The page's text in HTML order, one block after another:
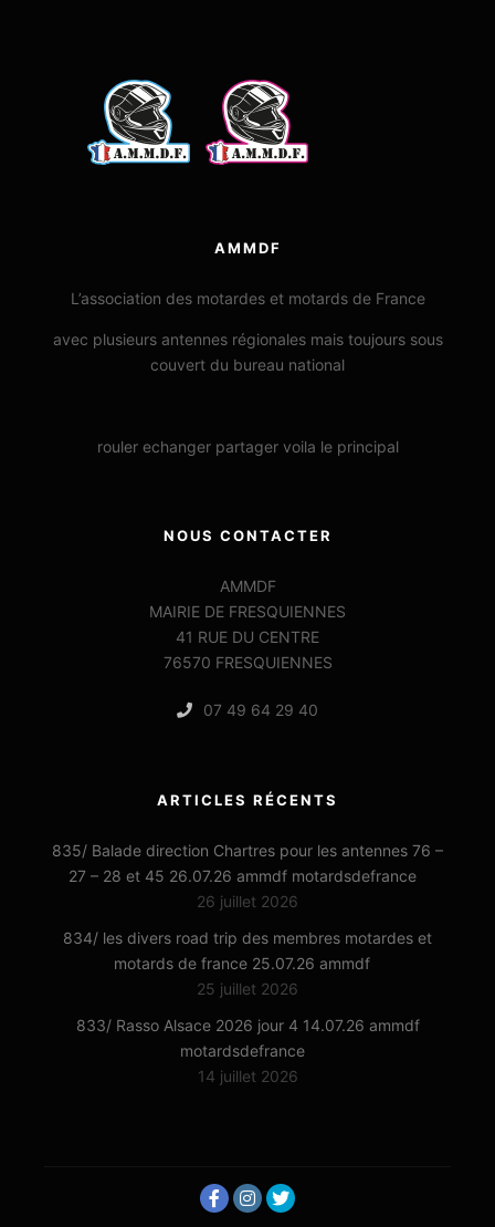
AMMDF
L’association des motardes et motards de France
avec plusieurs antennes régionales mais toujours sous
couvert du bureau national
rouler echanger partager voila le principal
NOUS CONTACTER
AMMDF
MAIRIE DE FRESQUIENNES
41 RUE DU CENTRE
76570 FRESQUIENNES
07 49 64 29 40
ARTICLES RÉCENTS
835/ Balade direction Chartres pour les antennes 76 –
27 – 28 et 45 26.07.26 ammdf motardsdefrance
26 juillet 2026
834/ les divers road trip des membres motardes et
motards de france 25.07.26 ammdf
25 juillet 2026
833/ Rasso Alsace 2026 jour 4 14.07.26 ammdf
motardsdefrance
14 juillet 2026